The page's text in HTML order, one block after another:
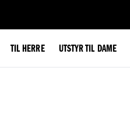
TIL HERRE UTSTYR TIL DAME